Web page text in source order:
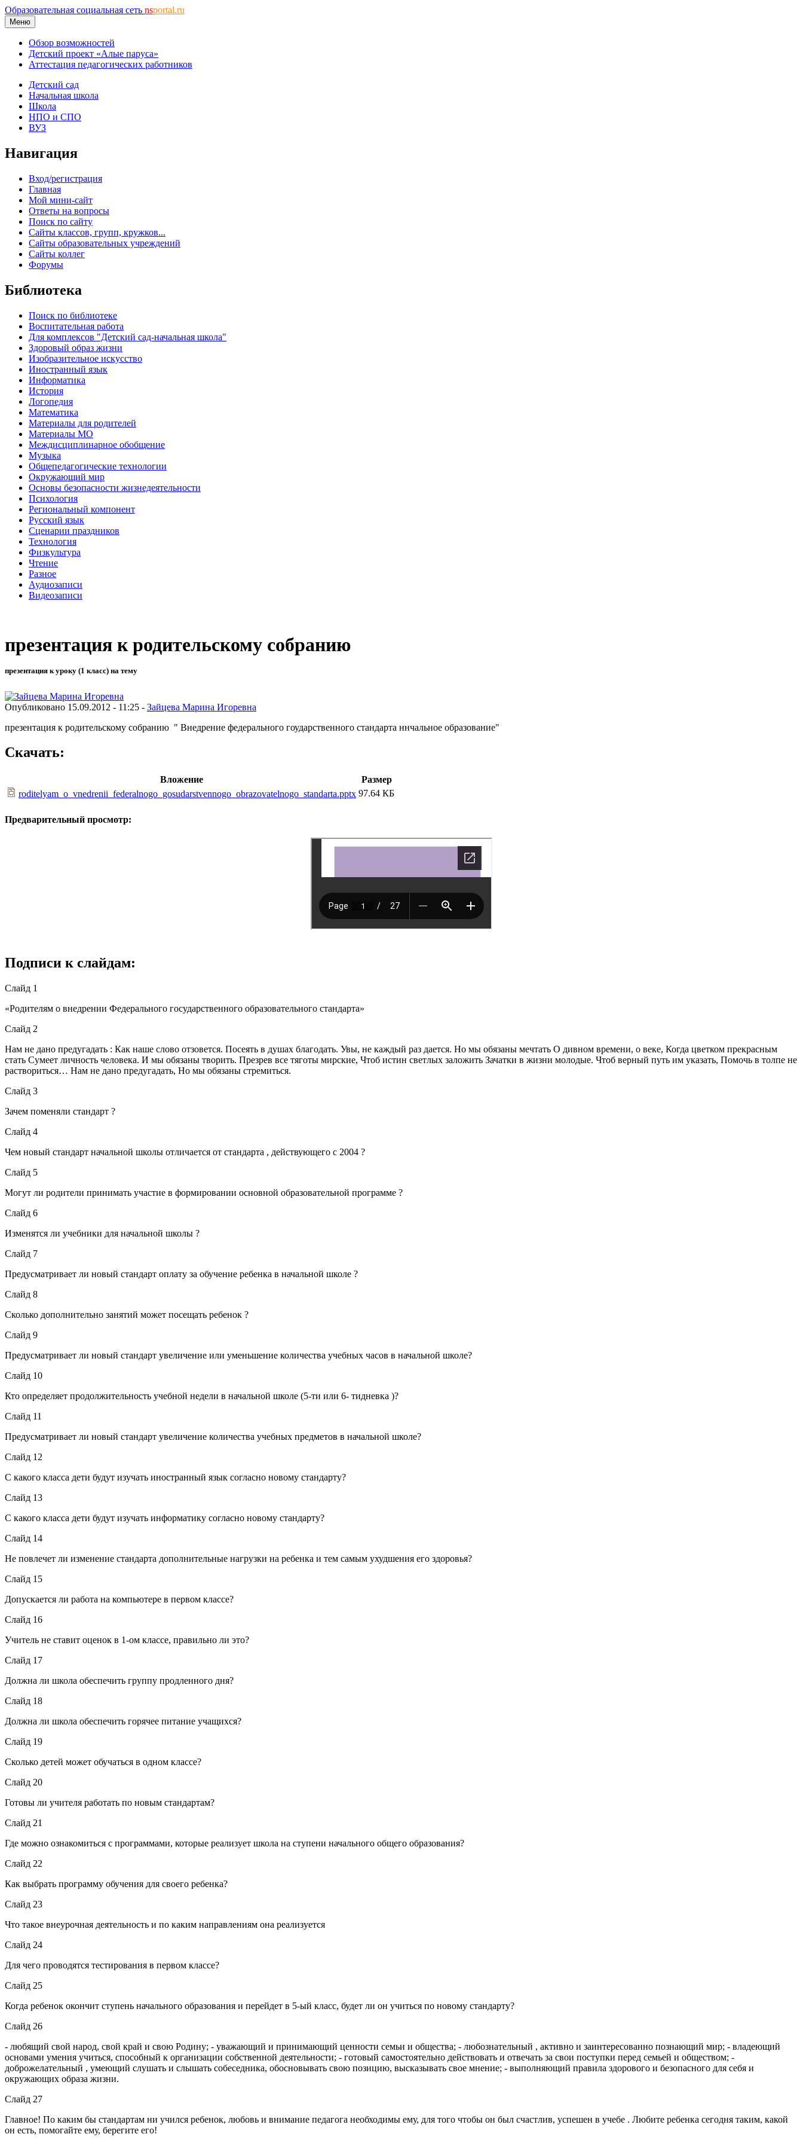
Образовательная социальная сеть nsportal.ru
Меню
Обзор возможностей
Детский проект «Алые паруса»
Аттестация педагогических работников
Детский сад
Начальная школа
Школа
НПО и СПО
ВУЗ
Навигация
Вход/регистрация
Главная
Мой мини-сайт
Ответы на вопросы
Поиск по сайту
Сайты классов, групп, кружков...
Сайты образовательных учреждений
Сайты коллег
Форумы
Библиотека
Поиск по библиотеке
Воспитательная работа
Для комплексов "Детский сад-начальная школа"
Здоровый образ жизни
Изобразительное искусство
Иностранный язык
Информатика
История
Логопедия
Математика
Материалы для родителей
Материалы МО
Междисциплинарное обобщение
Музыка
Общепедагогические технологии
Окружающий мир
Основы безопасности жизнедеятельности
Психология
Региональный компонент
Русский язык
Сценарии праздников
Технология
Физкультура
Чтение
Разное
Аудиозаписи
Видеозаписи
презентация к родительскому собранию
презентация к уроку (1 класс) на тему
Опубликовано 15.09.2012 - 11:25 - Зайцева Марина Игоревна
презентация к родительскому собранию " Внедрение федерального гоударственного стандарта ннчальное образование"
Скачать:
Вложение
Размер
roditelyam_o_vnedrenii_federalnogo_gosudarstvennogo_obrazovatelnogo_standarta.pptx 97.64 КБ
Предварительный просмотр:
Подписи к слайдам:
Слайд 1
«Родителям о внедрении Федерального государственного образовательного стандарта»
Слайд 2
Нам не дано предугадать : Как наше слово отзовется. Посеять в душах благодать. Увы, не каждый раз дается. Но мы обязаны мечтать О дивном времени, о веке, Когда цветком прекрасным
стать Сумеет личность человека. И мы обязаны творить. Презрев все тяготы мирские, Чтоб истин светлых заложить Зачатки в жизни молодые. Чтоб верный путь им указать, Помочь в толпе не
раствориться… Нам не дано предугадать, Но мы обязаны стремиться.
Слайд 3
Зачем поменяли стандарт ?
Слайд 4
Чем новый стандарт начальной школы отличается от стандарта , действующего с 2004 ?
Слайд 5
Могут ли родители принимать участие в формировании основной образовательной программе ?
Слайд 6
Изменятся ли учебники для начальной школы ?
Слайд 7
Предусматривает ли новый стандарт оплату за обучение ребенка в начальной школе ?
Слайд 8
Сколько дополнительно занятий может посещать ребенок ?
Слайд 9
Предусматривает ли новый стандарт увеличение или уменьшение количества учебных часов в начальной школе?
Слайд 10
Кто определяет продолжительность учебной недели в начальной школе (5-ти или 6- тидневка )?
Слайд 11
Предусматривает ли новый стандарт увеличение количества учебных предметов в начальной школе?
Слайд 12
С какого класса дети будут изучать иностранный язык согласно новому стандарту?
Слайд 13
С какого класса дети будут изучать информатику согласно новому стандарту?
Слайд 14
Не повлечет ли изменение стандарта дополнительные нагрузки на ребенка и тем самым ухудшения его здоровья?
Слайд 15
Допускается ли работа на компьютере в первом классе?
Слайд 16
Учитель не ставит оценок в 1-ом классе, правильно ли это?
Слайд 17
Должна ли школа обеспечить группу продленного дня?
Слайд 18
Должна ли школа обеспечить горячее питание учащихся?
Слайд 19
Сколько детей может обучаться в одном классе?
Слайд 20
Готовы ли учителя работать по новым стандартам?
Слайд 21
Где можно ознакомиться с программами, которые реализует школа на ступени начального общего образования?
Слайд 22
Как выбрать программу обучения для своего ребенка?
Слайд 23
Что такое внеурочная деятельность и по каким направлениям она реализуется
Слайд 24
Для чего проводятся тестирования в первом классе?
Слайд 25
Когда ребенок окончит ступень начального образования и перейдет в 5-ый класс, будет ли он учиться по новому стандарту?
Слайд 26
- любящий свой народ, свой край и свою Родину; - уважающий и принимающий ценности семьи и общества; - любознательный , активно и заинтересованно познающий мир; - владеющий
основами умения учиться, способный к организации собственной деятельности; - готовый самостоятельно действовать и отвечать за свои поступки перед семьей и обществом; -
доброжелательный , умеющий слушать и слышать собеседника, обосновывать свою позицию, высказывать свое мнение; - выполняющий правила здорового и безопасного для себя и
окружающих образа жизни.
Слайд 27
Главное! По каким бы стандартам ни учился ребенок, любовь и внимание педагога необходимы ему, для того чтобы он был счастлив, успешен в учебе . Любите ребенка сегодня таким, какой
он есть, помогайте ему, берегите его!